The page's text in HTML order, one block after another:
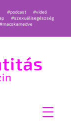
#podcast
#videó
#szexuálisegészség
#macskamedve